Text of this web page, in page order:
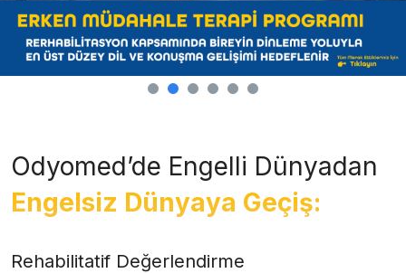
Odyomed’de Engelli Dünyadan
Engelsiz Dünyaya Geçiş:
Rehabilitatif Değerlendirme